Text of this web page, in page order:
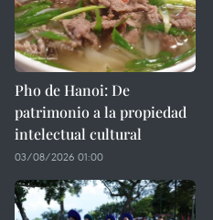
Pho de Hanoi: De
patrimonio a la propiedad
intelectual cultural
03/08/2026 01:00